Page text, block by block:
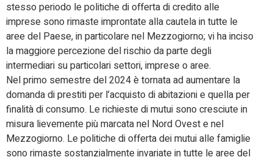
stesso periodo le politiche di offerta di credito alle
imprese sono rimaste improntate alla cautela in tutte le
aree del Paese, in particolare nel Mezzogiorno; vi ha inciso
la maggiore percezione del rischio da parte degli
intermediari su particolari settori, imprese o aree.
Nel primo semestre del 2024 è tornata ad aumentare la
domanda di prestiti per l’acquisto di abitazioni e quella per
finalità di consumo. Le richieste di mutui sono cresciute in
misura lievemente più marcata nel Nord Ovest e nel
Mezzogiorno. Le politiche di offerta dei mutui alle famiglie
sono rimaste sostanzialmente invariate in tutte le aree del